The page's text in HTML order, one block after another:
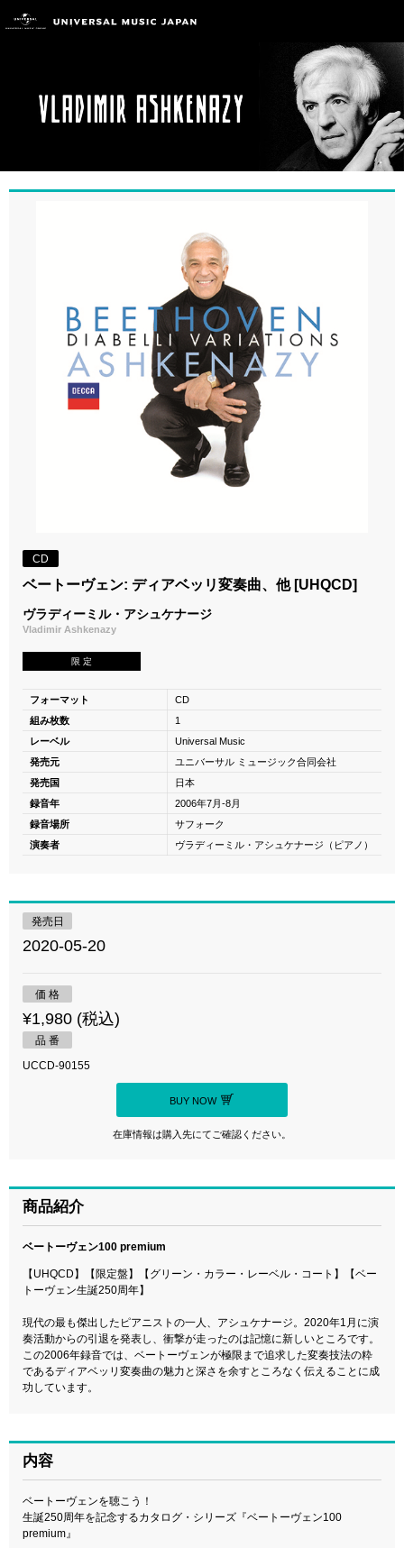
CD
ベートーヴェン: ディアベッリ変奏曲、他 [UHQCD]
ヴラディーミル・アシュケナージ
Vladimir Ashkenazy
限 定
フォーマット
CD
組み枚数
1
レーベル
Universal Music
発売元
ユニバーサル ミュージック合同会社
発売国
日本
録音年
2006年7月-8月
録音場所
サフォーク
演奏者
ヴラディーミル・アシュケナージ（ピアノ）
発売日
2020-05-20
価 格
¥1,980 (税込)
品 番
UCCD-90155
BUY NOW
在庫情報は購入先にてご確認ください。
商品紹介
ベートーヴェン100 premium
【UHQCD】【限定盤】【グリーン・カラー・レーベル・コート】【ベー
トーヴェン生誕250周年】
現代の最も傑出したピアニストの一人、アシュケナージ。2020年1月に演
奏活動からの引退を発表し、衝撃が走ったのは記憶に新しいところです。
この2006年録音では、ベートーヴェンが極限まで追求した変奏技法の粋
であるディアベッリ変奏曲の魅力と深さを余すところなく伝えることに成
功しています。
内容
ベートーヴェンを聴こう！
生誕250周年を記念するカタログ・シリーズ『ベートーヴェン100
premium』